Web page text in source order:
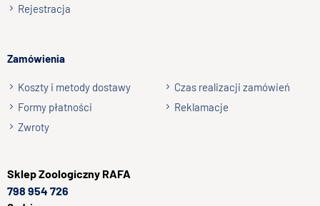
Rejestracja
Zamówienia
Koszty i metody dostawy
Czas realizacji zamówień
Formy płatności
Reklamacje
Zwroty
SklepZoologiczny RAFA
798 954 726